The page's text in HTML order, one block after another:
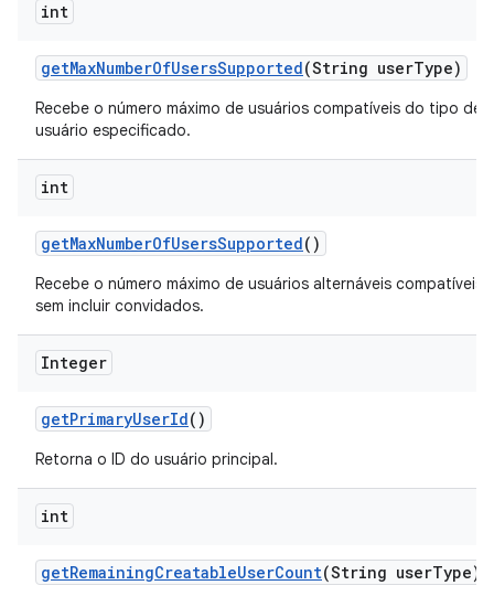
int
getMaxNumberOfUsersSupported(String userType)
Recebe o número máximo de usuários compatíveis do tipo de
usuário especificado.
int
getMaxNumberOfUsersSupported()
Recebe o número máximo de usuários alternáveis compatíveis,
sem incluir convidados.
Integer
getPrimaryUserId()
Retorna o ID do usuário principal.
int
getRemainingCreatableUserCount(String userType)